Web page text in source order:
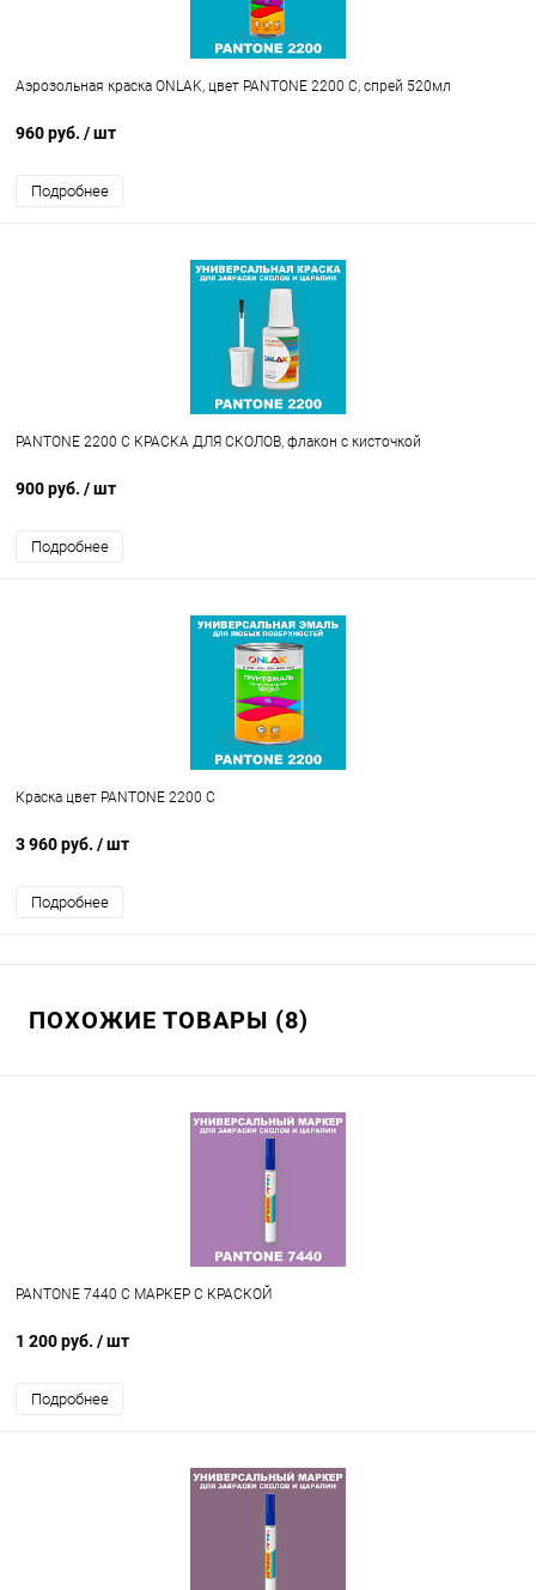
Аэрозольная краска ONLAK, цвет PANTONE 2200 C, спрей 520мл
960 руб. / шт
Подробнее
PANTONE 2200 C КРАСКА ДЛЯ СКОЛОВ, флакон с кисточкой
900 руб. / шт
Подробнее
Краска цвет PANTONE 2200 C
3 960 руб. / шт
Подробнее
ПОХОЖИЕ ТОВАРЫ (8)
PANTONE 7440 C МАРКЕР С КРАСКОЙ
1 200 руб. / шт
Подробнее